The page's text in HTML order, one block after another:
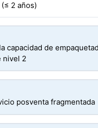
2 años)
capacidad de
nivel 2
posventa fragmentada